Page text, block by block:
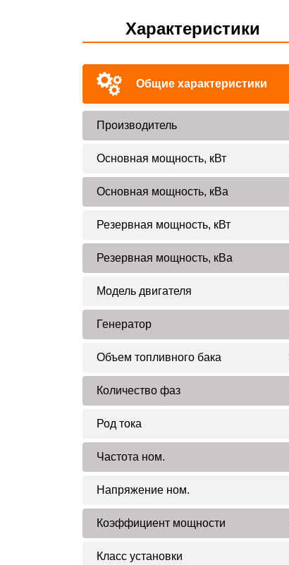
Характеристики
Общие характеристики
Производитель
Основная мощность, кВт
Основная мощность, кВа
Резервная мощность, кВт
Резервная мощность, кВа
Модель двигателя
Генератор
Объем топливного бака
Количество фаз
Род тока
Частота ном.
Напряжение ном.
Коэффициент мощности
Класс установки